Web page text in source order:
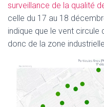
surveillance de la qualité
celle du 17 au 18
indique que le vent circule
donc de la zone